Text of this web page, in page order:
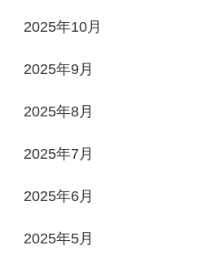
2025年10月
2025年9月
2025年8月
2025年7月
2025年6月
2025年5月